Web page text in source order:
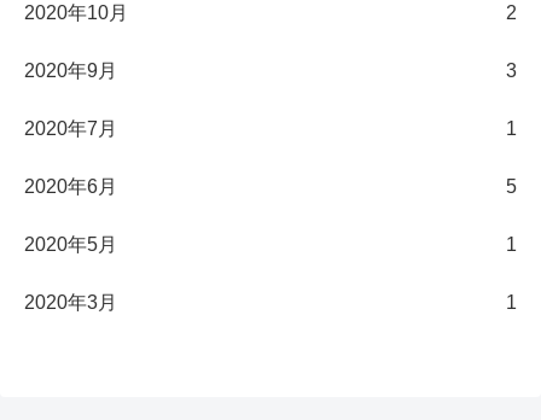
2020年10月 2
2020年9月 3
2020年7月 1
2020年6月 5
2020年5月 1
2020年3月 1